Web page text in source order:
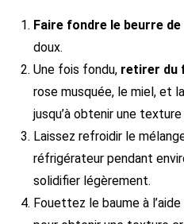
Faire fondre le beurre
doux.
Une fois fondu, retirer du
rose musquée, le miel, et
jusqu’à obtenir une
Laissez refroidir le
réfrigérateur pendant
solidifier légèrement.
Fouettez le baume à